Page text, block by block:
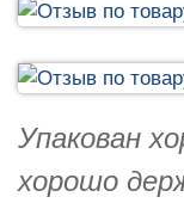
Упакован
хорошо